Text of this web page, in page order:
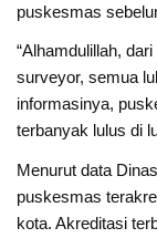
puskesmas
“Alhamdulillah,
surveyor, semua
informasinya,
terbanyak lulus di
Menurut data
puskesmas
kota. Akreditasi